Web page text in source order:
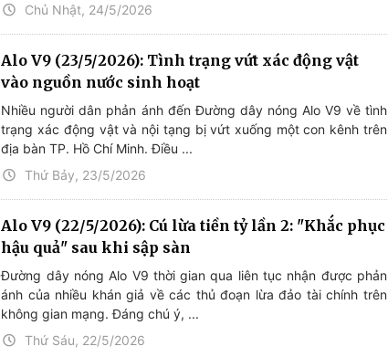
Chủ Nhật, 24/5/2026
Alo V9 (23/5/2026): Tình trạng vứt xác động vật
vào nguồn nước sinh hoạt
Nhiều người dân phản ánh đến Đường dây nóng Alo V9 về tình
trạng xác động vật và nội tạng bị vứt xuống một con kênh trên
địa bàn TP. Hồ Chí Minh. Điều ...
Thứ Bảy, 23/5/2026
Alo V9 (22/5/2026): Cú lừa tiền tỷ lần 2: "Khắc phục
hậu quả" sau khi sập sàn
Đường dây nóng Alo V9 thời gian qua liên tục nhận được phản
ánh của nhiều khán giả về các thủ đoạn lừa đảo tài chính trên
không gian mạng. Đáng chú ý, ...
Thứ Sáu, 22/5/2026